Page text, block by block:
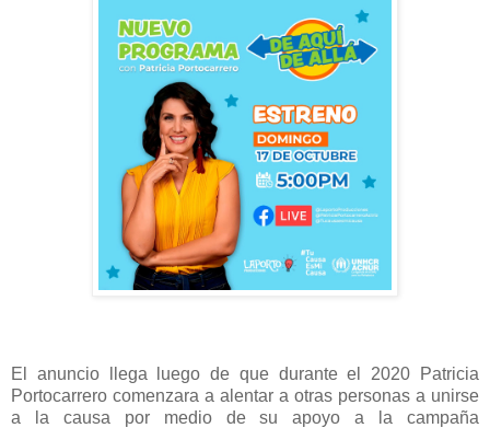
El anuncio llega luego de que durante el 2020 Patricia
Portocarrero comenzara a alentar a otras personas a unirse
a la causa por medio de su apoyo a la campaña